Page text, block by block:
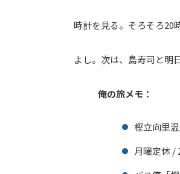
時計を見る。そろそろ20
よし。次は、島寿司と明
俺の旅メモ：
樫立向里
月曜定休 /